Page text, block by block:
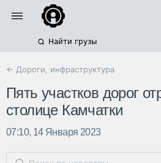
Найти грузы
← Дороги, инфраструктура
Пять участков дорог
столице Камчатки
07:10, 14 Января 2023